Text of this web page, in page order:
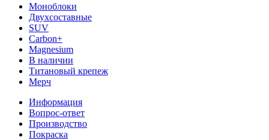
Моноблоки
Двухсоставные
SUV
Carbon+
Magnesium
В наличии
Титановый крепеж
Мерч
Информация
Вопрос-ответ
Производство
Покраска